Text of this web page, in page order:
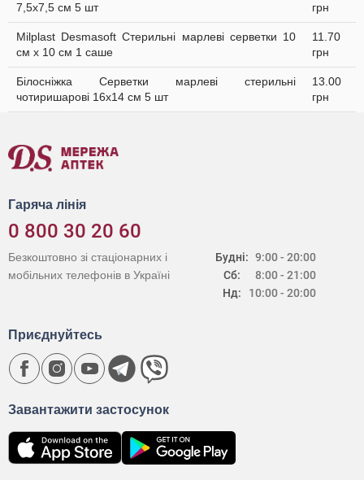
7,5х7,5 см 5 шт
грн
Milplast Desmasoft Стерильні марлеві серветки 10
см x 10 см 1 саше
11.70
грн
Білосніжка Серветки марлеві стерильні
чотиришарові 16x14 cм 5 шт
13.00
грн
Гаряча лінія
0 800 30 20 60
Будні:
Сб:
Нд:
9:00 - 20:00
8:00 - 21:00
10:00 - 20:00
Безкоштовно зі стаціонарних і
мобільних телефонів в Україні
Завантажити застосунок
Приєднуйтесь